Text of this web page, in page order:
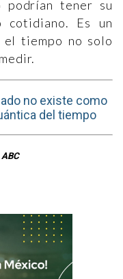
podrían tener su
cotidiano. Es un
el tiempo no solo
no existe como
del tiempo